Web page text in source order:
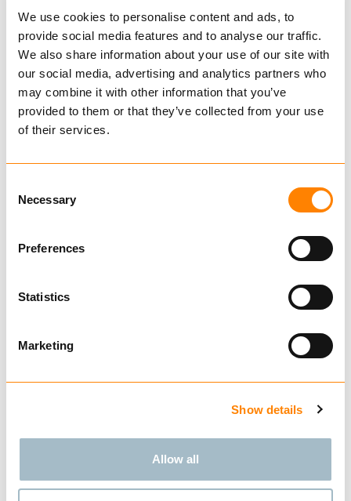
We use cookies to personalise content and ads, to
provide social media features and to analyse our traffic.
We also share information about your use of our site with
our social media, advertising and analytics partners who
may combine it with other information that you’ve
provided to them or that they’ve collected from your use
of their services.
Selection
Necessary
Preferences
Statistics
Marketing
Show details
Allow all
KJØP